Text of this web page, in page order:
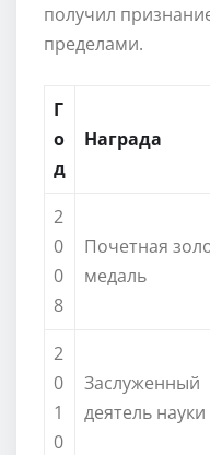
получил
пределами.
Г
о
д
Награда
2
0
0
8
Почетная
медаль
2
0
1
0
Заслуженный
деятель науки